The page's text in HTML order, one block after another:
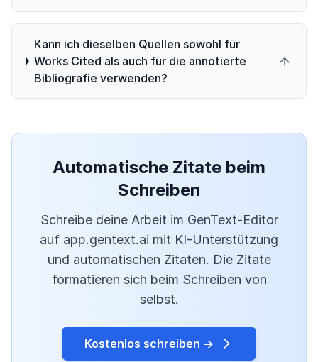
Kann ich dieselben Quellen sowohl für
Works Cited als auch für die annotierte
Bibliografie verwenden?
Automatische Zitate beim
Schreiben
Schreibe deine Arbeit im GenText-Editor
auf app.gentext.ai mit KI-Unterstützung
und automatischen Zitaten. Die Zitate
formatieren sich beim Schreiben von
selbst.
Kostenlos schreiben →